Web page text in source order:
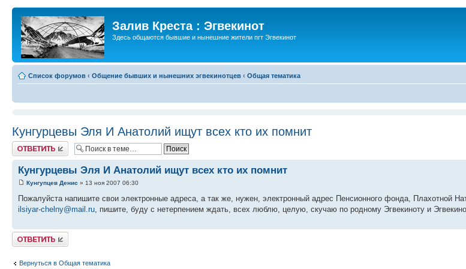
Залив Креста : Эгвекинот
Здесь общаются бывшие и нынешние жители пгт Эгвекинот
Список форумов ‹ Общение бывших и нынешних эгвекинотцев ‹ Общая тематика
Кунгурцевы Эля И Анатолий ищут всех кто их помнит
Ответить
Кунгурцевы Эля И Анатолий ищут всех кто их помнит
Кунгупцев Денис » 13 ноя 2007 06:30
Пожалуйста напишите свои электронные адреса, а так же, нужен, электронный адрес Пенсионного фонда, Плахотной
ilsiyar-chelny@mail.ru, пишите, буду с нетерпением ждать, всех люблю, целую, скучаю по родному Эгвекиноту и
Ответить
Вернуться в Общая тематика